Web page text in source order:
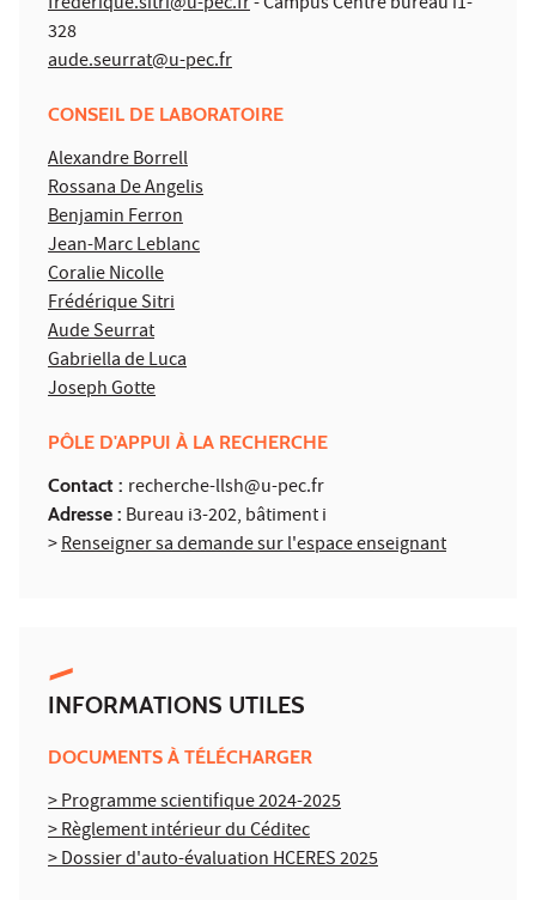
328
aude.seurrat@u-pec.fr
CONSEIL DE LABORATOIRE
Alexandre Borrell
Rossana De Angelis
Benjamin Ferron
Jean-Marc Leblanc
Coralie Nicolle
Frédérique Sitri
Aude Seurrat
Gabriella de Luca
Joseph Gotte
PÔLE D'APPUI À LA RECHERCHE
Contact : recherche-llsh@u-pec.fr
Adresse : Bureau i3-202, bâtiment i
>Renseigner sa demande sur l'espace enseignant
INFORMATIONS UTILES
DOCUMENTS À TÉLÉCHARGER
> Programme scientifique 2024-2025
> Règlement intérieur du Céditec
> Dossier d'auto-évaluation HCERES 2025